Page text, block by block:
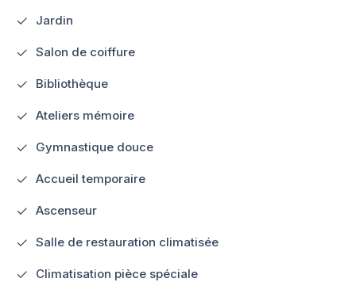
Jardin
Salon de coiffure
Bibliothèque
Ateliers mémoire
Gymnastique douce
Accueil temporaire
Ascenseur
Salle de restauration climatisée
Climatisation pièce spéciale